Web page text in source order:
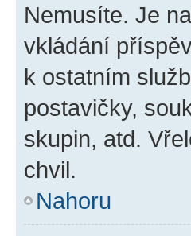
Nemusíte. Je
vkládání
k ostatním
postavičky,
skupin, atd.
chvil.
Nahoru